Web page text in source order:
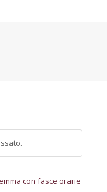
con fasce orarie